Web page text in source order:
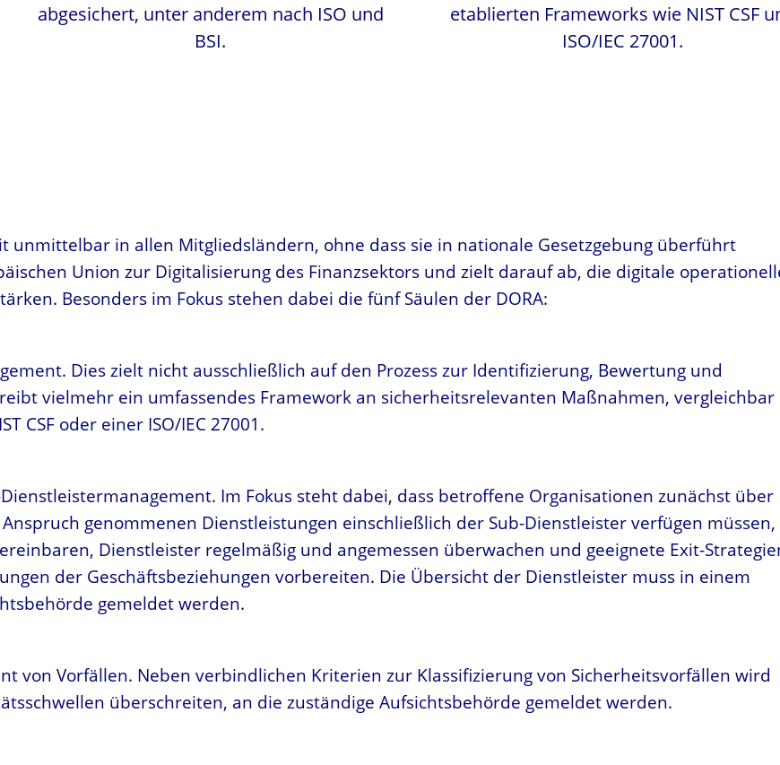
abgesichert, unter anderem nach ISO und
BSI.
etablierten Frameworks wie NIST CSF
ISO/IEC 27001.
unmittelbar in allen Mitgliedsländern, ohne dass sie in nationale Gesetzgebung überführt
Union zur Digitalisierung des Finanzsektors und zielt darauf ab, die digitale
Besonders im Fokus stehen dabei die fünf Säulen der DORA:
Dies zielt nicht ausschließlich auf den Prozess zur Identifizierung, Bewertung und
vielmehr ein umfassendes Framework an sicherheitsrelevanten Maßnahmen, vergleichbar
CSF oder einer ISO/IEC 27001.
Im Fokus steht dabei, dass betroffene Organisationen zunächst über
genommenen Dienstleistungen einschließlich der Sub-Dienstleister verfügen müssen,
Dienstleister regelmäßig und angemessen überwachen und geeignete Exit-
der Geschäftsbeziehungen vorbereiten. Die Übersicht der Dienstleister muss in einem
gemeldet werden.
von Vorfällen. Neben verbindlichen Kriterien zur Klassifizierung von Sicherheitsvorfällen wird
überschreiten, an die zuständige Aufsichtsbehörde gemeldet werden.